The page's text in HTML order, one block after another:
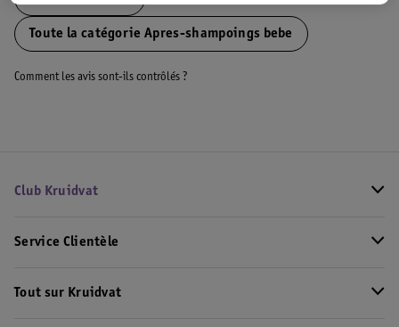
Toute la catégorie Apres-shampoings bebe
Comment les avis sont-ils contrôlés ?
Club Kruidvat
Service Clientèle
Tout sur Kruidvat